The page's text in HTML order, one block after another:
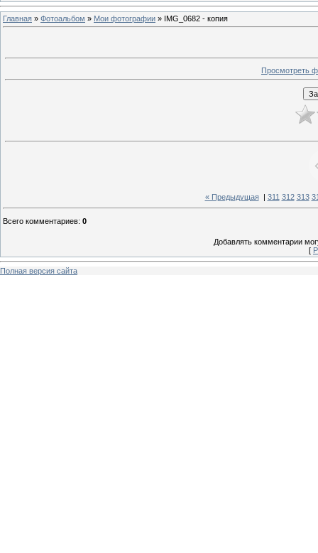
Главная » Фотоальбом » Мои фотографии » IMG_0682 - копия
Просмотреть
« Предыдущая| 311 312 313
Всего комментариев: 0
Добавлять комментарии
[
Полная версия сайта